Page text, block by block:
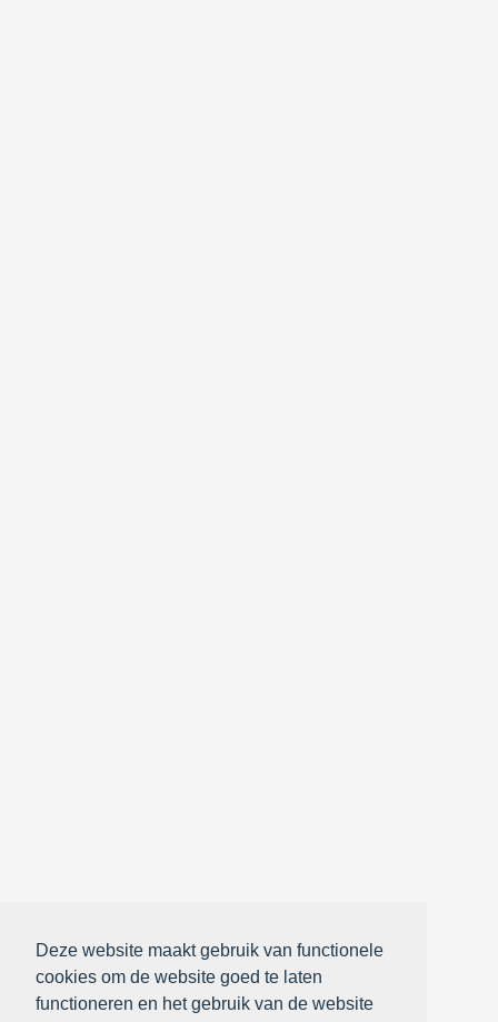
Deze website maakt gebruik van functionele
cookies om de website goed te laten
functioneren en het gebruik van de website